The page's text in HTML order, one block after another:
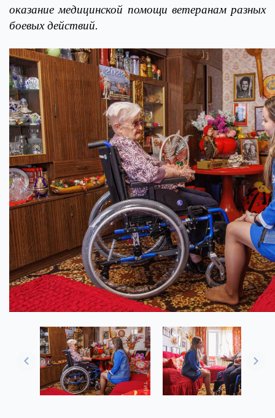
оказание медицинской помощи ветеранам разных
боевых действий.